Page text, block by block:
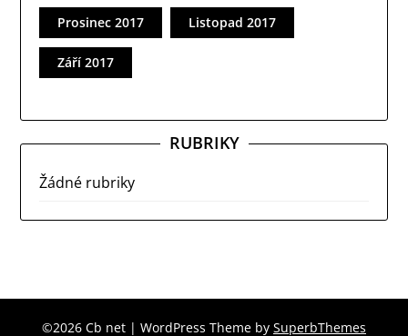
Prosinec 2017 Listopad 2017
Září 2017
RUBRIKY
Žádné rubriky
©2026 Cb net | WordPress Theme by SuperbThemes